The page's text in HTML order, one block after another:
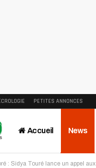
PETITES ANNONCES
Accueil News
: Sidya Touré lance un appel